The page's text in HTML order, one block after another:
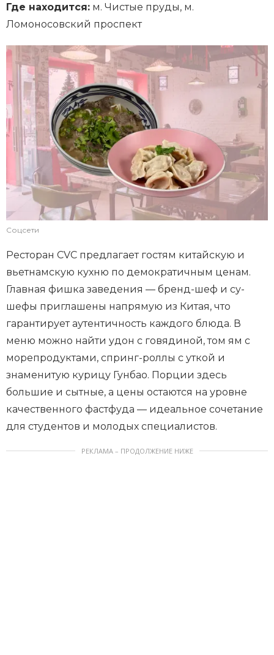
Где находится: м. Чистые пруды, м.
Ломоносовский проспект
Соцсети
Ресторан CVC предлагает гостям китайскую и
вьетнамскую кухню по демократичным ценам.
Главная фишка заведения — бренд-шеф и су-
шефы приглашены напрямую из Китая, что
гарантирует аутентичность каждого блюда. В
меню можно найти удон с говядиной, том ям с
морепродуктами, спринг-роллы с уткой и
знаменитую курицу Гунбао. Порции здесь
большие и сытные, а цены остаются на уровне
качественного фастфуда — идеальное сочетание
для студентов и молодых специалистов.
РЕКЛАМА – ПРОДОЛЖЕНИЕ НИЖЕ